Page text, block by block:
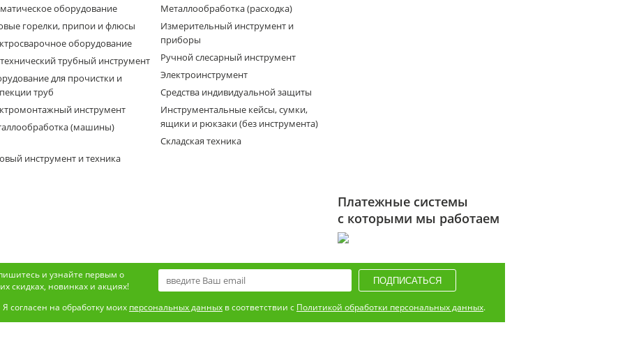
оборудование
горелки, припои и флюсы
оборудование
трубный инструмент
для прочистки и
труб
инструмент
(машины)
Металлообработка (расходка)
Измерительный инструмент и
приборы
Ручной слесарный инструмент
Электроинструмент
Средства индивидуальной защиты
Инструментальные кейсы, сумки,
ящики и рюкзаки (без инструмента)
Складская техника
инструмент и техника
Платежные системы
с которыми мы работаем
и узнайте первым о
скидках, новинках и акциях!
Я согласен на обработку моих персональных данных в соответствии с Политикой обработки персональных данных.